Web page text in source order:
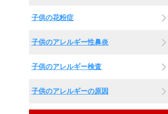
子供の花粉症
子供のアレルギー性鼻炎
子供のアレルギー検査
子供のアレルギーの原因